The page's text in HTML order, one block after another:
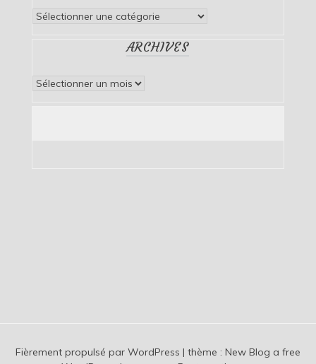
Catégories
ARCHIVES
Archives
Fièrement propulsé par WordPress | thème : New Blog a free